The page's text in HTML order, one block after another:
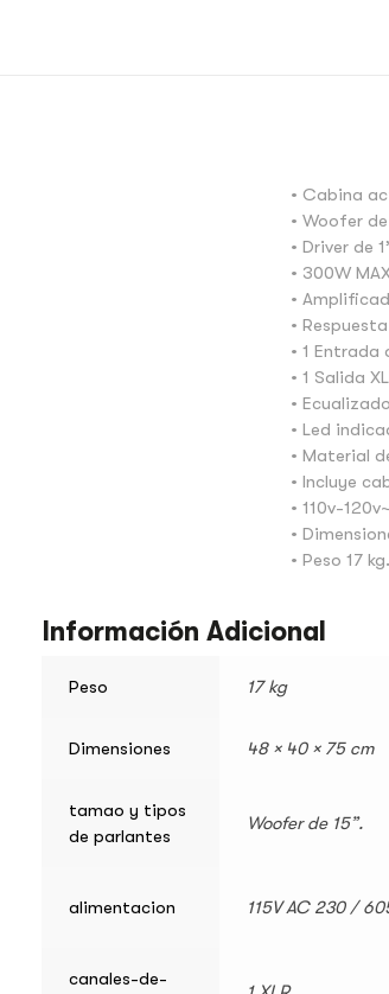
• Cabina
• Woofer de
• Driver de
• 300W
•
•
• 1 Entrada
• 1 Salida
•
• Led
• Material
• Incluye
• 110v-
•
• Peso 17 kg.
Información Adicional
Peso 17 kg
Dimensiones 48 × 40 × 75 cm
tamao y tipos
de parlantes
Woofer de 15”.
alimentacion 115V AC 230 /
canales-de-